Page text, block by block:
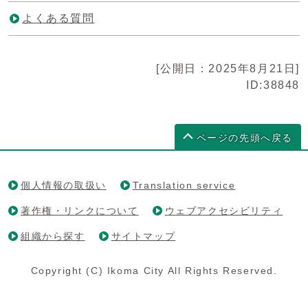
よくある質問
[公開日：2025年8月21日]
ID:38848
ページの先頭へ戻る
個人情報の取扱い Translation service
著作権・リンクについて ウェブアクセシビリティ
組織から探す サイトマップ
Copyright (C) Ikoma City All Rights Reserved.